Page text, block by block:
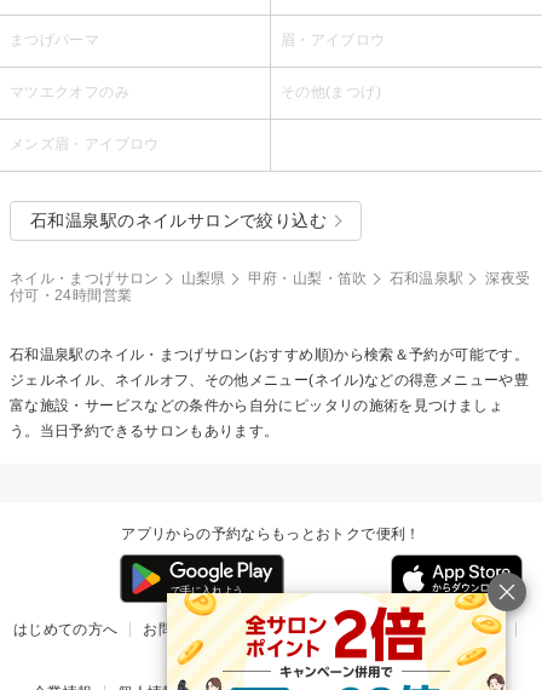
まつげパーマ 眉・アイブロウ
マツエクオフのみ その他(まつげ)
メンズ眉・アイブロウ
石和温泉駅のネイルサロンで絞り込む
ネイル・まつげサロン 山梨県 甲府・山梨・笛吹 石和温泉駅
深夜受
付可・24時間営業
石和温泉駅のネイル・まつげサロン(おすすめ順)から検索＆予約が可能です。
ジェルネイル、ネイルオフ、その他メニュー(ネイル)などの得意メニューや豊
富な施設・サービスなどの条件から自分にピッタリの施術を見つけましょ
う。当日予約できるサロンもあります。
アプリからの予約ならもっとおトクで便利！
はじめての方へ お問い合わせ ヘルプ リリース情報
利用規約
掲載ご希望のサロン様